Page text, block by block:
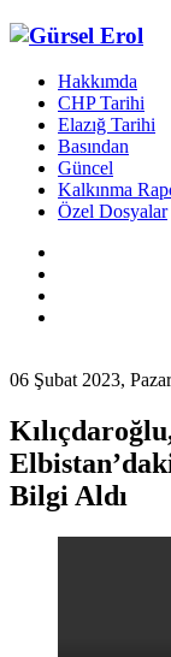
Hakkımda
CHP Tarihi
Elazığ Tarihi
Basından
Güncel
Kalkınma
Özel Dosyalar
06 Şubat 2023,
Bilgi Aldı